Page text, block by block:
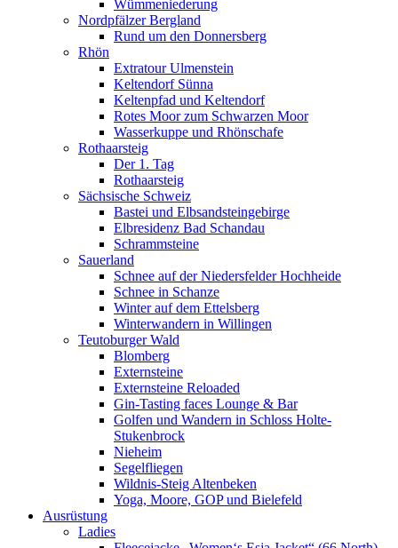
Wümmeniederung
Nordpfälzer Bergland
Rund um den Donnersberg
Rhön
Extratour Ulmenstein
Keltendorf Sünna
Keltenpfad und Keltendorf
Rotes Moor zum Schwarzen Moor
Wasserkuppe und Rhönschafe
Rothaarsteig
Der 1. Tag
Rothaarsteig
Sächsische Schweiz
Bastei und Elbsandsteingebirge
Elbresidenz Bad Schandau
Schrammsteine
Sauerland
Schnee auf der Niedersfelder Hochheide
Schnee in Schanze
Winter auf dem Ettelsberg
Winterwandern in Willingen
Teutoburger Wald
Blomberg
Externsteine
Externsteine Reloaded
Gin-Tasting faces Lounge & Bar
Golfen und Wandern in Schloss Holte-
Stukenbrock
Nieheim
Segelfliegen
Wildnis-Steig Altenbeken
Yoga, Moore, GOP und Bielefeld
Ausrüstung
Ladies